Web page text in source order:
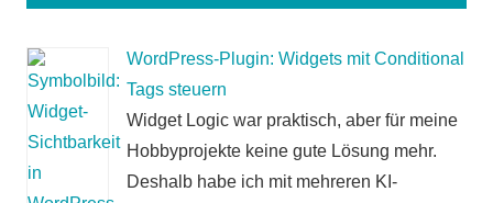
WordPress-Plugin: Widgets mit Conditional
Tags steuern
Widget Logic war praktisch, aber für meine
Hobbyprojekte keine gute Lösung mehr.
Deshalb habe ich mit mehreren KI-